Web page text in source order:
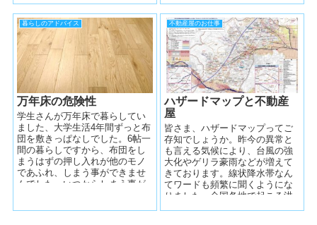
について。(以前の...
暮らしのアドバイス
万年床の危険性
学生さんが万年床で暮らしてい
ました、大学生活4年間ずっと布
団を敷きっぱなしでした。6帖一
間の暮らしですから、布団をし
まうはずの押し入れが他のモノ
であふれ、しまう事ができませ
んでした。いつからしまう事が
不動産屋のお仕事
ハザードマップと不動産
屋
皆さま、ハザードマップってご
存知でしょうか。昨今の異常と
も言える気候により、台風の強
大化やゲリラ豪雨などが増えて
きております。線状降水帯なん
てワードも頻繁に聞くようにな
りました。全国各地で起こる洪